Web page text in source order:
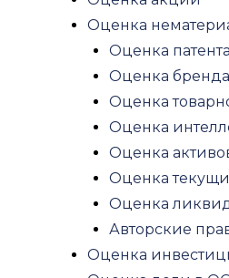
Оценка
Оценка патента
Оценка бренда
Оценка
Оценка
Оценка
Оценка
Оценка
Авторские
Оценка
Юридические услуги
Экспертиза
Строительная
Экспертиза
Строительная
Судебная
Рецензия
Рецензия на
Строительная
Экспертиза
Экспертиза